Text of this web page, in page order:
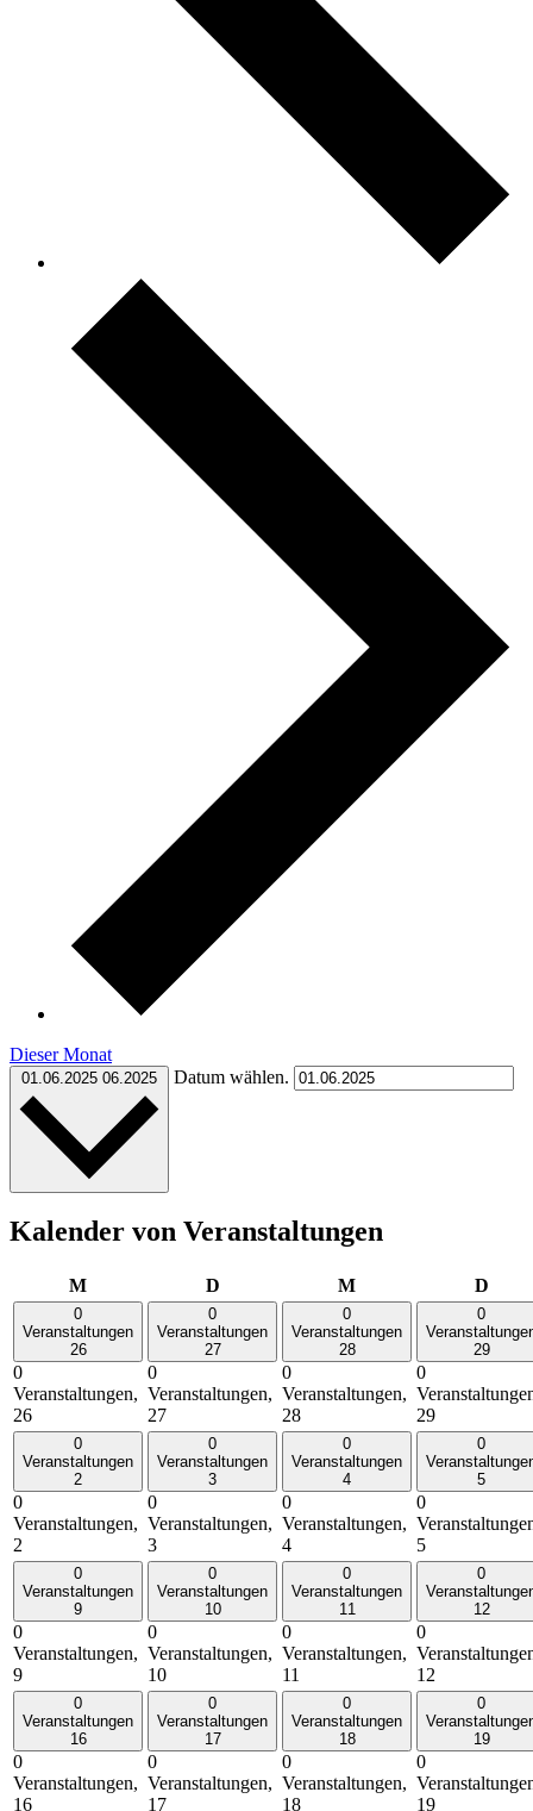
Dieser Monat
01.06.2025 06.2025 Datum wählen.
Kalender von Veranstaltungen
MMontag DDienstag MMittwoch D
0
Veranstaltungen
26
0
Veranstaltungen,
26
0
Veranstaltungen
27
0
Veranstaltungen,
27
0
Veranstaltungen
28
0
Veranstaltungen,
28
0
29
0
29
0
Veranstaltungen
2
0
Veranstaltungen,
2
0
Veranstaltungen
3
0
Veranstaltungen,
3
0
Veranstaltungen
4
0
Veranstaltungen,
4
0
5
0
5
0
Veranstaltungen
9
0
Veranstaltungen,
9
0
Veranstaltungen
10
0
Veranstaltungen,
10
0
Veranstaltungen
11
0
Veranstaltungen,
11
0
12
0
12
0
Veranstaltungen
16
0
Veranstaltungen,
16
0
Veranstaltungen
17
0
Veranstaltungen,
17
0
Veranstaltungen
18
0
Veranstaltungen,
18
0
19
0
19